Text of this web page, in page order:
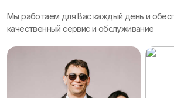
Мы работаем для Вас каждый день и
качественный сервис и обслуживание